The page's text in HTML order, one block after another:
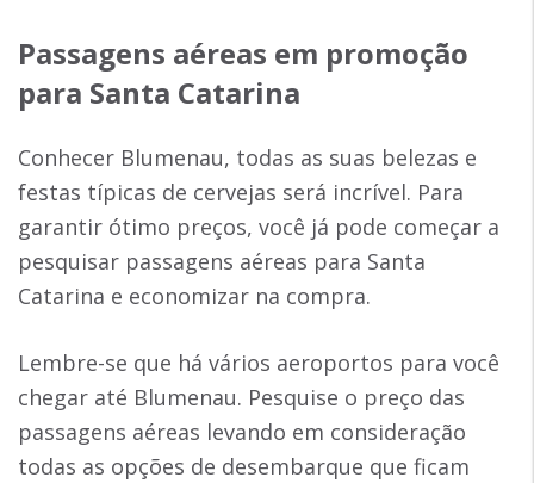
Passagens aéreas em promoção
para Santa Catarina
Conhecer Blumenau, todas as suas belezas e
festas típicas de cervejas será incrível. Para
garantir ótimo preços, você já pode começar a
pesquisar passagens aéreas para Santa
Catarina e economizar na compra.
Lembre-se que há vários aeroportos para você
chegar até Blumenau. Pesquise o preço das
passagens aéreas levando em consideração
todas as opções de desembarque que ficam